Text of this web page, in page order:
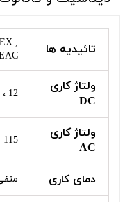
تائیدیه ها
,
ولتاژ کاری
DC
12 ، 24 ،48 ولت
ولتاژ کاری
AC
115 , 230 ولت
دمای کاری منفی 50 تا مثبت 70